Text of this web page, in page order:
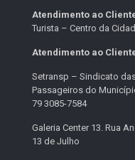
Atendimento ao
Turista – Centro da
Atendimento ao
Setransp – Sindicato
Passageiros do
79 3085-7584
Galeria Center 13. Rua
13 de Julho